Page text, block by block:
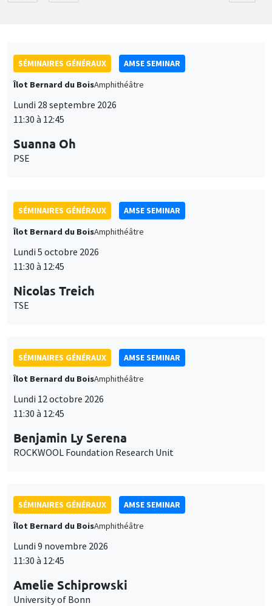
SÉMINAIRES GÉNÉRAUX
AMSE SEMINAR
Îlot Bernard du BoisAmphithéâtre
Lundi 28 septembre 2026
11:30 à 12:45
Suanna Oh
PSE
SÉMINAIRES GÉNÉRAUX
AMSE SEMINAR
Îlot Bernard du BoisAmphithéâtre
Lundi 5 octobre 2026
11:30 à 12:45
Nicolas Treich
TSE
SÉMINAIRES GÉNÉRAUX
AMSE SEMINAR
Îlot Bernard du BoisAmphithéâtre
Lundi 12 octobre 2026
11:30 à 12:45
Benjamin Ly Serena
ROCKWOOL Foundation Research Unit
SÉMINAIRES GÉNÉRAUX
AMSE SEMINAR
Îlot Bernard du BoisAmphithéâtre
Lundi 9 novembre 2026
11:30 à 12:45
Amelie Schiprowski
University of Bonn